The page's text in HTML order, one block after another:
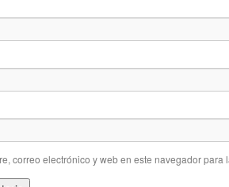
correo electrónico y web en este navegador para